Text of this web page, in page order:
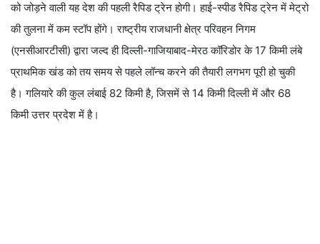
को जोड़ने वाली यह देश की पहली रैपिड ट्रेन होगी। हाई-स्पीड रैपिड ट्रेन में मेट्रो
की तुलना में कम स्टॉप होंगे। राष्ट्रीय राजधानी क्षेत्र परिवहन निगम
(एनसीआरटीसी) द्वारा जल्द ही दिल्ली-गाजियाबाद-मेरठ कॉरिडोर के 17 किमी लंबे
प्राथमिक खंड को तय समय से पहले लॉन्च करने की तैयारी लगभग पूरी हो चुकी
है। गलियारे की कुल लंबाई 82 किमी है, जिसमें से 14 किमी दिल्ली में और 68
किमी उत्तर प्रदेश में है।